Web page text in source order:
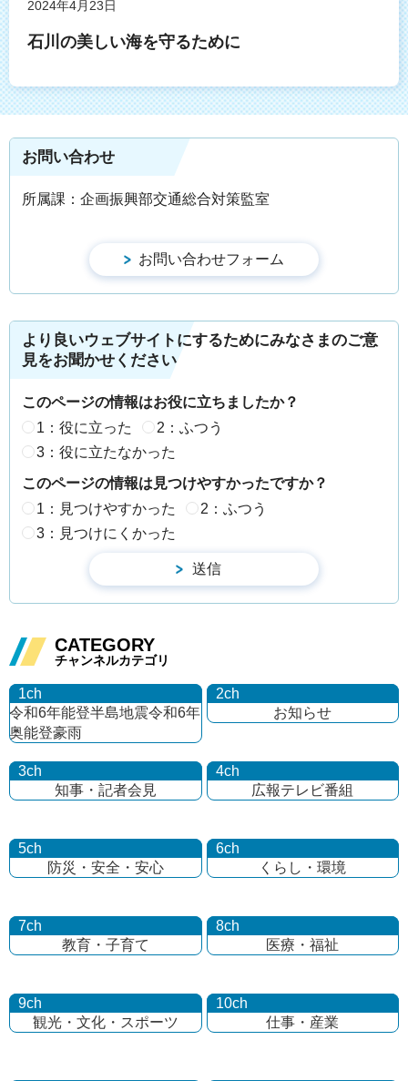
2024年4月23日
石川の美しい海を守るために
お問い合わせ
所属課：企画振興部交通総合対策監室
より良いウェブサイトにするためにみなさまのご意
見をお聞かせください
このページの情報はお役に立ちましたか？
1：役に立った
2：ふつう
3：役に立たなかった
このページの情報は見つけやすかったですか？
1：見つけやすかった
2：ふつう
3：見つけにくかった
CATEGORY
チャンネルカテゴリ
1ch
令和6年能登半島地震令和6年
奥能登豪雨
2ch
お知らせ
3ch
知事・記者会見
4ch
広報テレビ番組
5ch
防災・安全・安心
6ch
くらし・環境
7ch
教育・子育て
8ch
医療・福祉
9ch
観光・文化・ スポーツ
10ch
仕事・産業